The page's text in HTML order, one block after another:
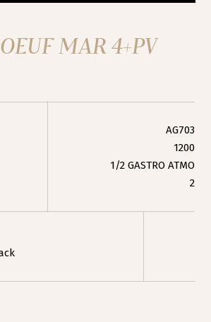
MAR 4+PV
AG703
1200
1/2 GASTRO ATMO
2